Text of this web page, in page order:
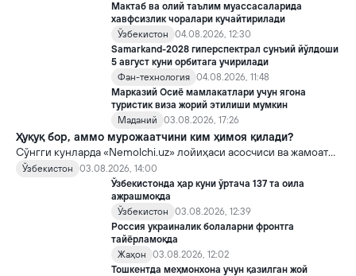
Мактаб ва олий таълим муассасаларида
хавфсизлик чоралари кучайтирилади
Ўзбекистон
04.08.2026, 12:30
Samarkand-2028 гиперспектрал сунъий йўлдоши
5 август куни орбитага учирилади
Фан-технология 04.08.2026, 11:48
Марказий Осиё мамлакатлари учун ягона
туристик виза жорий этилиши мумкин
Маданий
03.08.2026, 17:26
Ҳуқуқ бор, аммо мурожаатчини ким ҳимоя қилади?
Сўнгги кунларда «Nemolchi.uz» лойиҳаси асосчиси ва жамоат
фаоли Ирина Матвиенко билан боғлиқ воқеа жамоатчиликда
кенг муҳокама қилинмоқда.
Ўзбекистон
03.08.2026, 14:00
Ўзбекистонда ҳар куни ўртача 137 та оила
ажрашмоқда
Ўзбекистон
03.08.2026, 12:39
Россия украиналик болаларни фронтга
тайёрламоқда
Жаҳон
03.08.2026, 12:02
Тошкентда меҳмонхона учун қазилган жой